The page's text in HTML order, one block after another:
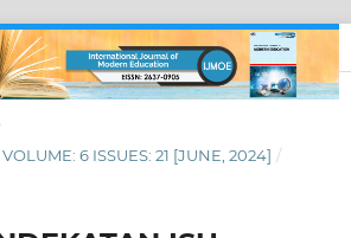
6 ISSUES: 21 [JUNE, 2024] /